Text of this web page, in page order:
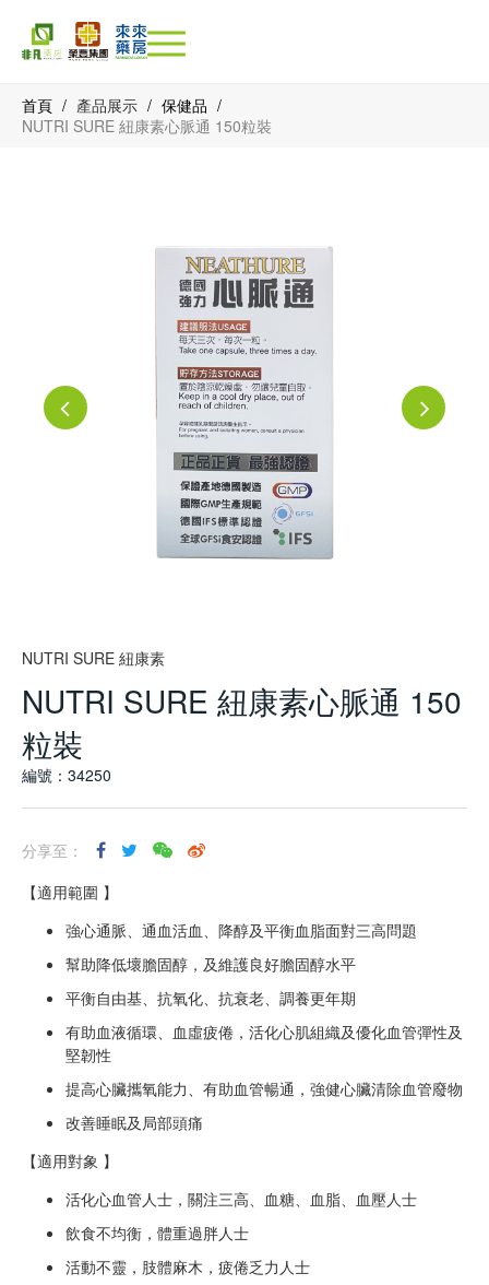
首頁 / 產品展示 / 保健品 /
NUTRI SURE 紐康素心脈通 150粒裝
NUTRI SURE 紐康素
NUTRI SURE 紐康素心脈通 150
粒裝
編號：34250
分享至：
【適用範圍 】
強心通脈、通血活血、降醇及平衡血脂面對三高問題
幫助降低壞膽固醇，及維護良好膽固醇水平
平衡自由基、抗氧化、抗衰老、調養更年期
有助血液循環、血虛疲倦，活化心肌組織及優化血管彈性及
堅韌性
提高心臟攜氧能力、有助血管暢通，強健心臟清除血管廢物
改善睡眠及局部頭痛
【適用對象 】
活化心血管人士，關注三高、血糖、血脂、血壓人士
飲食不均衡，體重過胖人士
活動不靈，肢體麻木，疲倦乏力人士